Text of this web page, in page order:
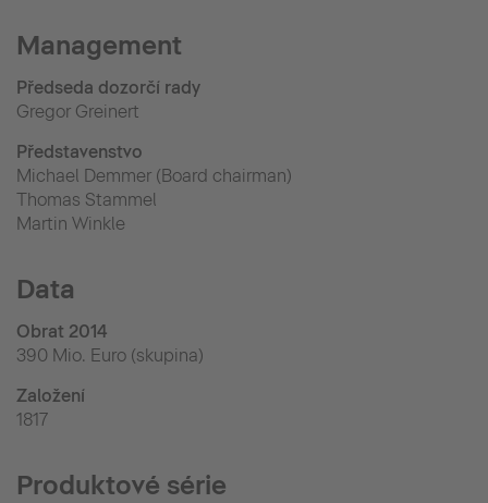
Management
Předseda dozorčí rady
Gregor Greinert
Představenstvo
Michael Demmer (Board chairman)
Thomas Stammel
Martin Winkle
Data
Obrat 2014
390 Mio. Euro (skupina)
Založení
1817
Produktové série